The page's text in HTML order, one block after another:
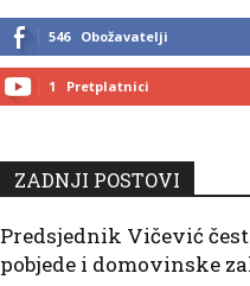
546 Obožavatelji
1 Pretplatnici
ZADNJI POSTOVI
Predsjednik Vičević
pobjede i domovinske